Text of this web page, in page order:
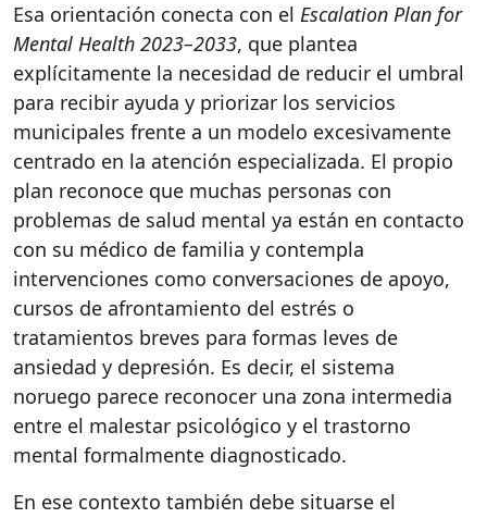
Esa orientación conecta con el Escalation Plan for
Mental Health 2023–2033, que plantea
explícitamente la necesidad de reducir el umbral
para recibir ayuda y priorizar los servicios
municipales frente a un modelo excesivamente
centrado en la atención especializada. El propio
plan reconoce que muchas personas con
problemas de salud mental ya están en contacto
con su médico de familia y contempla
intervenciones como conversaciones de apoyo,
cursos de afrontamiento del estrés o
tratamientos breves para formas leves de
ansiedad y depresión. Es decir, el sistema
noruego parece reconocer una zona intermedia
entre el malestar psicológico y el trastorno
mental formalmente diagnosticado.
En ese contexto también debe situarse el